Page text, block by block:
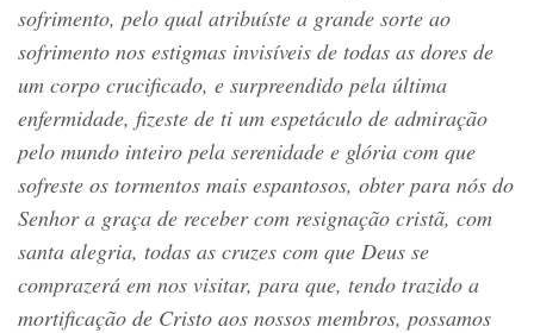
sofrimento, pelo qual atribuíste a grande sorte ao
sofrimento nos estigmas invisíveis de todas as dores de
um corpo crucificado, e surpreendido pela última
enfermidade, fizeste de ti um espetáculo de admiração
pelo mundo inteiro pela serenidade e glória com que
sofreste os tormentos mais espantosos, obter para nós do
Senhor a graça de receber com resignação cristã, com
santa alegria, todas as cruzes com que Deus se
comprazerá em nos visitar, para que, tendo trazido a
mortificação de Cristo aos nossos membros, possamos